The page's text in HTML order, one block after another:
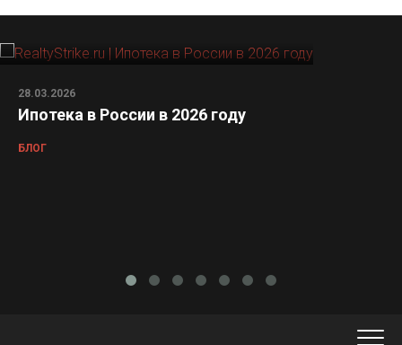
28.03.2026
Ипотека в России в 2026 году
БЛОГ